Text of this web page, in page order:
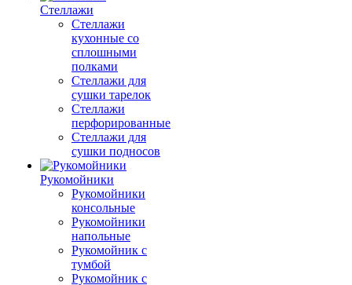
Стеллажи
Стеллажи
кухонные со
сплошными
полками
Стеллажи для
сушки тарелок
Стеллажи
перфорированные
Стеллажи для
сушки подносов
Рукомойники
Рукомойники
консольные
Рукомойники
напольные
Рукомойник с
тумбой
Рукомойник с